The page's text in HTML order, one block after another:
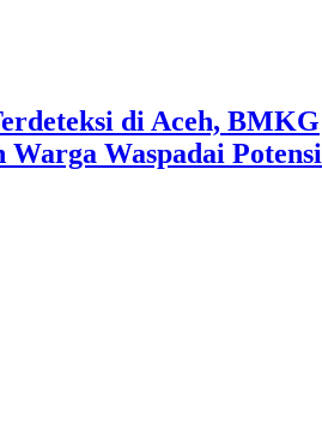
di Aceh, BMKG
Waspadai Potensi